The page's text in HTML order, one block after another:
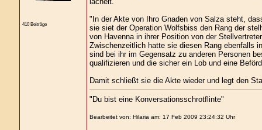
410 Beiträge
"In der Akte von Ihro Gnaden von Salza steht,
sie siet der Operation Wolfsbiss den Rang der
von Havenna in ihrer Position von der
Zwischenzeitlich hatte sie diesen Rang ebenfalls
sind bei ihr im Gegensatz zu anderen Personen
qualifizieren und die sicher ein Lob und eine
Damit schließt sie die Akte wieder und legt den
"Du bist eine Konversationsschrotflinte"
Bearbeitet von: Hilaria am: 17 Feb 2009 23:24:32 Uhr